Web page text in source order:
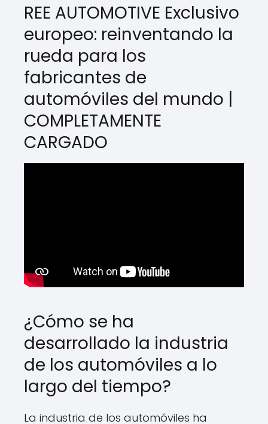
REE AUTOMOTIVE Exclusivo
europeo: reinventando la
rueda para los
fabricantes de
automóviles del mundo |
COMPLETAMENTE
CARGADO
¿Cómo se ha
desarrollado la industria
de los automóviles a lo
largo del tiempo?
La industria de los automóviles ha